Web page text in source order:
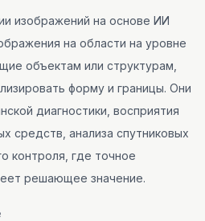
изображений на основе ИИ
на области на уровне
объектам или структурам,
форму и границы. Они
диагностики, восприятия
средств, анализа спутниковых
контроля, где точное
решающее значение.